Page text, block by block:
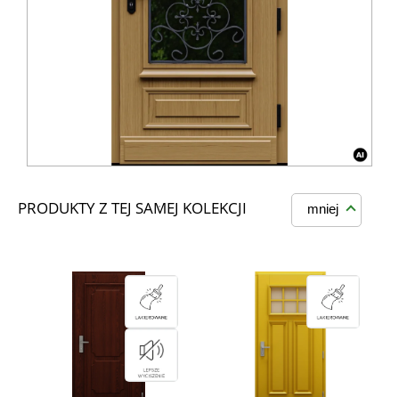
PRODUKTY Z TEJ SAMEJ KOLEKCJI mniej